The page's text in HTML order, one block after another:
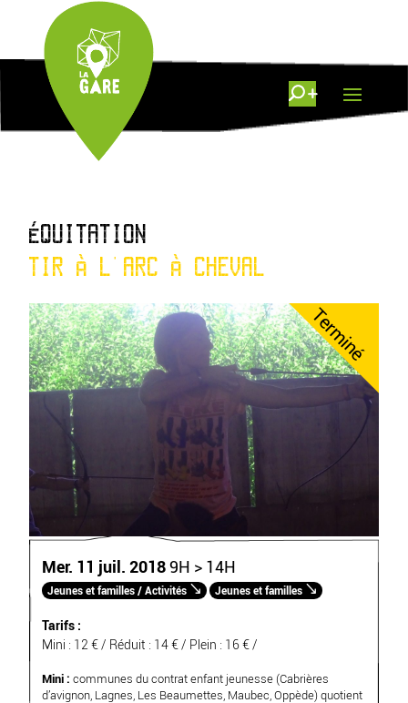
ÉQUITATION
TIR À L'ARC À CHEVAL
Terminé
Mer. 11 juil. 20189H > 14H
Jeunes et familles / Activités Jeunes et familles
Tarifs :
Mini : 12 € / Réduit : 14 € / Plein : 16 € /
Mini : communes du contrat enfant jeunesse (Cabrières
d’avignon, Lagnes, Les Beaumettes, Maubec, Oppède) quotient